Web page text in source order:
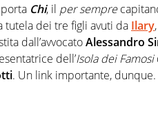
Chi, il per sempre
tutela dei tre figli avuti da Ilary
dall’avvocatoAlessandro
dell’Isola dei Famosi
. Un link importante, dunque.